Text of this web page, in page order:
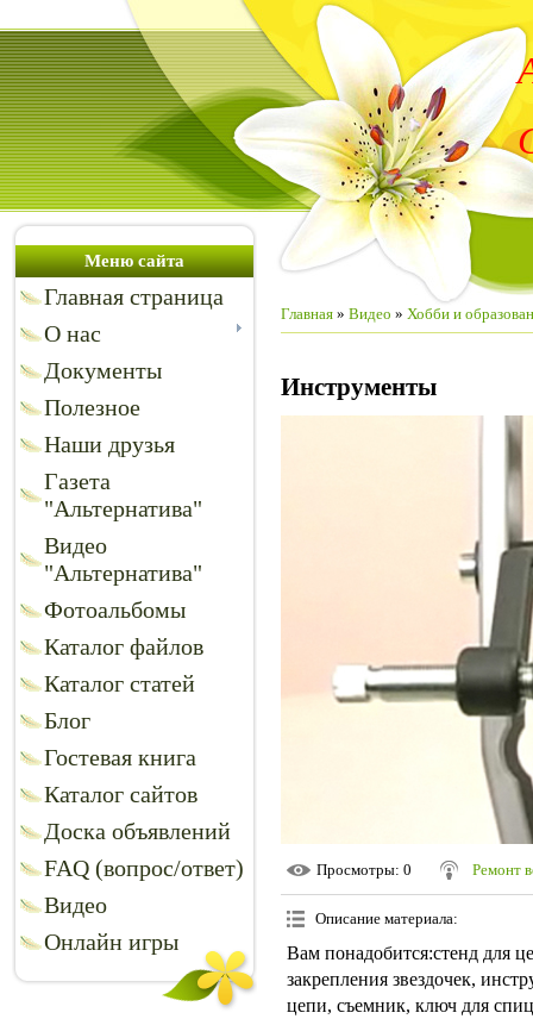
Меню сайта
Главная страница
О нас
Документы
Полезное
Наши друзья
Газета
"Альтернатива"
Видео
"Альтернатива"
Фотоальбомы
Каталог файлов
Каталог статей
Блог
Гостевая книга
Каталог сайтов
Доска объявлений
FAQ (вопрос/ответ)
Видео
Онлайн игры
Главная » Видео » Хобби и
Инструменты
Просмотры: 0 Ремонт
Описание материала:
Вам понадобится:стенд для
закрепления звездочек,
цепи, съемник, ключ для